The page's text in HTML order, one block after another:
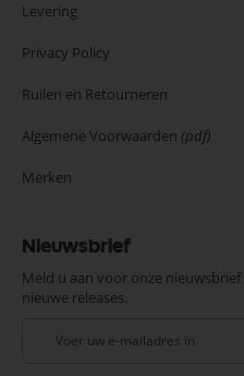
Levering
Privacy Policy
Ruilen en Retourneren
Algemene Voorwaarden (pdf)
Merken
Nieuwsbrief
Meld u aan voor onze
nieuwe releases.